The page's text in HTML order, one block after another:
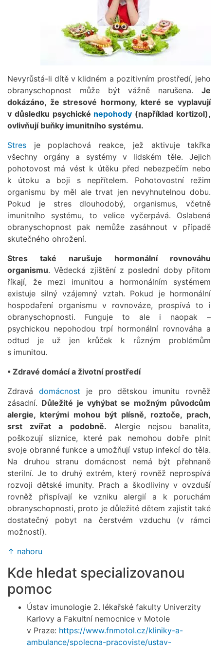
Nevyrůstá-li dítě v klidném a pozitivním prostředí, jeho
obranyschopnost může být vážně narušena. Je
dokázáno, že stresové hormony, které se vyplavují
v důsledku psychické nepohody (například kortizol),
ovlivňují buňky imunitního systému.
Stres je poplachová reakce, jež aktivuje takřka
všechny orgány a systémy v lidském těle. Jejich
pohotovost má vést k útěku před nebezpečím nebo
k útoku a boji s nepřítelem. Pohotovostní režim
organismu by měl ale trvat jen nevyhnutelnou dobu.
Pokud je stres dlouhodobý, organismus, včetně
imunitního systému, to velice vyčerpává. Oslabená
obranyschopnost pak nemůže zasáhnout v případě
skutečného ohrožení.
Stres také narušuje hormonální rovnováhu
organismu. Vědecká zjištění z poslední doby přitom
říkají, že mezi imunitou a hormonálním systémem
existuje silný vzájemný vztah. Pokud je hormonální
hospodaření organismu v rovnováze, prospívá to i
obranyschopnosti. Funguje to ale i naopak –
psychickou nepohodou trpí hormonální rovnováha a
odtud je už jen krůček k různým problémům
s imunitou.
• Zdravé domácí a životní prostředí
Zdravádomácnost je pro dětskou imunitu rovněž
zásadní. Důležité je vyhýbat se možným původcům
alergie, kterými mohou být plísně, roztoče, prach,
srst zvířat a podobně. Alergie nejsou banalita,
poškozují sliznice, které pak nemohou dobře plnit
svoje obranné funkce a umožňují vstup infekcí do těla.
Na druhou stranu domácnost nemá být přehnaně
sterilní. Je to druhý extrém, který rovněž neprospívá
rozvoji dětské imunity. Prach a škodliviny v ovzduší
rovněž přispívají ke vzniku alergií a k poruchám
obranyschopnosti, proto je důležité dětem zajistit také
dostatečný pobyt na čerstvém vzduchu (v rámci
možností).
↑ nahoru
Kde hledat specializovanou
pomoc
Ústav imunologie 2. lékařské fakulty Univerzity
Karlovy a Fakultní nemocnice v Motole
v Praze: https://www.fnmotol.cz/kliniky-a-
ambulance/spolecna-pracoviste/ustav-